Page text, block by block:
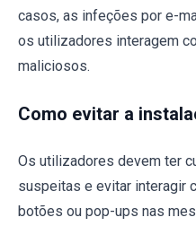
casos, as infeções por e-
os utilizadores interagem
maliciosos.
Como evitar a
Os utilizadores devem ter
suspeitas e evitar interagir
botões ou pop-ups nas